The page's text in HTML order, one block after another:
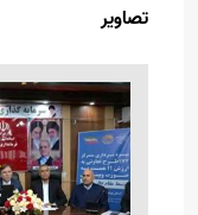
تصاویر